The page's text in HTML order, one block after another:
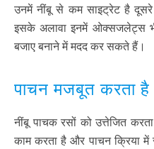
उनमें नींबू से कम साइट्रेट है दूसरे
इसके अलावा इनमें ओक्सजलेट्स
बजाए बनाने में मदद कर सकते हैं।
पाचन मजबूत करता है
नींबू पाचक रसों को उत्तेजित
काम करता है और पाचन क्रिया